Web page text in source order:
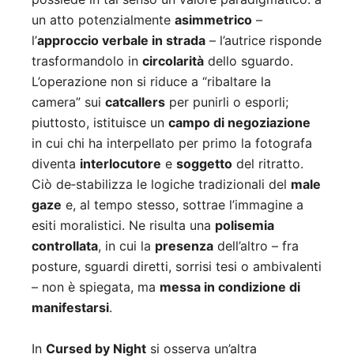
un atto potenzialmente asimmetrico –
l’approccio verbale in strada – l’autrice risponde
trasformandolo in circolarità dello sguardo.
L’operazione non si riduce a “ribaltare la
camera” sui catcallers per punirli o esporli;
piuttosto, istituisce un campo di negoziazione
in cui chi ha interpellato per primo la fotografa
diventa interlocutore e soggetto del ritratto.
Ciò de‑stabilizza le logiche tradizionali del male
gaze e, al tempo stesso, sottrae l’immagine a
esiti moralistici. Ne risulta una polisemia
controllata, in cui la presenza dell’altro – fra
posture, sguardi diretti, sorrisi tesi o ambivalenti
– non è spiegata, ma messa in condizione di
manifestarsi.
In Cursed by Night si osserva un’altra